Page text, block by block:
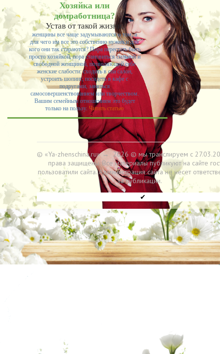
Хозяйка или
домработница?
Устав от такой жизни,
женщины все чаще задумываются о том, а
для чего им все это собственно нужно и для
кого они так стараются? Пора перестать быть
просто хозяйкой, пора становиться сильной и
свободной женщиной, позволяющей себе
женские слабости: сходить в спа салон,
устроить шопинг, посидеть в кафе с
подругами, заняться
самосовершенствованием или творчеством.
Вашим семейным отношениям это будет
только на пользу. Читать статью
© «Ya-zhenschina.ru»→ 2026 © мы транслируем с
права защищены. Все материалы публикуют на сайте
пользоватили сайта. Администрация сайта не несет
за публикации.
✔